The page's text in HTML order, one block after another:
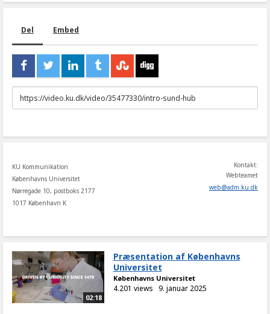
Del Embed
URL
to
KU Kommunikation
Københavns Universitet
Nørregade 10, postboks 2177
1017 København K
Kontakt:
Webteamet
web@adm.ku.dk
02:18
Præsentation af Københavns
Universitet
Københavns Universitet
4.201 views 9. januar 2025